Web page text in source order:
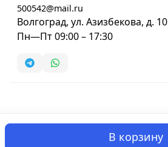
В корзину
500542@mail.ru
Волгоград, ул. Азизбекова, д. 10
Пн—Пт 09:00 – 17:30